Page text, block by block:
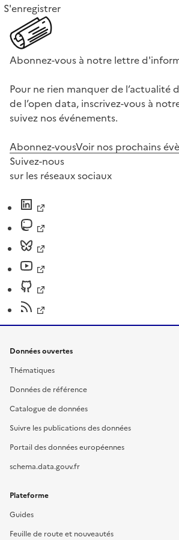
S'enregistrer
Abonnez-vous à notre lettre
Pour ne rien manquer de l’actualité
de l’open data, inscrivez-vous à
suivez nos événements.
Abonnez-vousVoir nos prochains
Suivez-nous
sur les réseaux sociaux
Données ouvertes
Thématiques
Données de référence
Catalogue de données
Suivre les publications des données
Portail des données européennes
schema.data.gouv.fr
Plateforme
Guides
Feuille de route et nouveautés